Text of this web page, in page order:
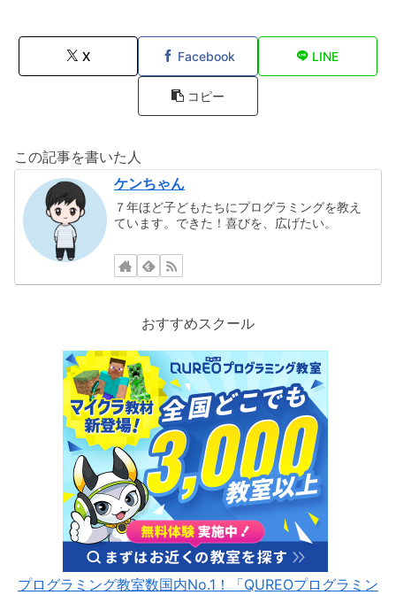
X Facebook LINE
コピー
この記事を書いた人
ケンちゃん
７年ほど子どもたちにプログラミングを教え
ています。できた！喜びを、広げたい。
おすすめスクール
プログラミング教室数国内No.1！「QUREOプログラミン